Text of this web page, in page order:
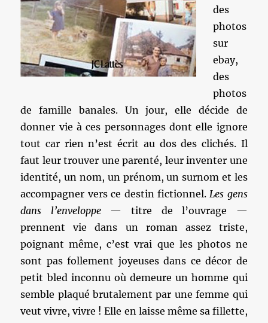
des
photos
sur
ebay,
des
photos
de famille banales. Un jour, elle décide de
donner vie à ces personnages dont elle ignore
tout car rien n’est écrit au dos des clichés. Il
faut leur trouver une parenté, leur inventer une
identité, un nom, un prénom, un surnom et les
accompagner vers ce destin fictionnel.Les gens
dans l’enveloppe— titre de l’ouvrage —
prennent vie dans un roman assez triste,
poignant même, c’est vrai que les photos ne
sont pas follement joyeuses dans ce décor de
petit bled inconnu où demeure un homme qui
semble plaqué brutalement par une femme qui
veut vivre, vivre ! Elle en laisse même sa fillette,